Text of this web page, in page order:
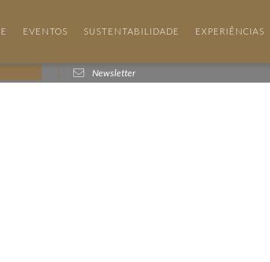
EVENTOS SUSTENTABILIDADE EXPERIÊNCIAS
Newsletter